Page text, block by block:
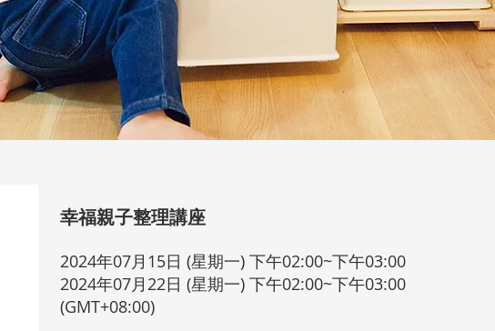
幸福親子整理講座
2024年07月15日 (星期一) 下午02:00~下午03:00
2024年07月22日 (星期一) 下午02:00~下午03:00
(GMT+08:00)